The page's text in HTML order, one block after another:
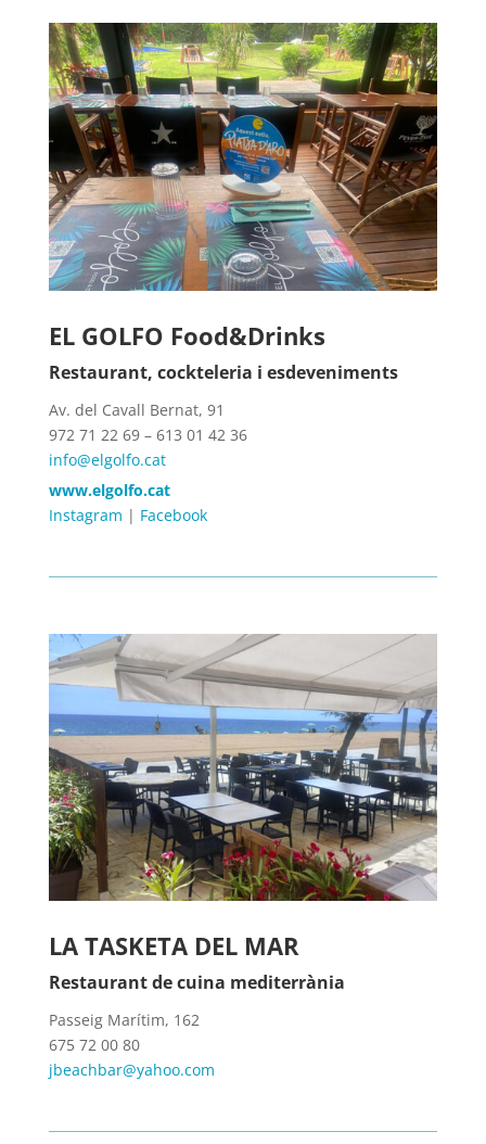
EL GOLFO Food&Drinks
Restaurant, cockteleria i esdeveniments
Av. del Cavall Bernat, 91
972 71 22 69 – 613 01 42 36
info@elgolfo.cat
www.elgolfo.cat
Instagram | Facebook
LA TASKETA DEL MAR
Restaurant de cuina mediterrània
Passeig Marítim, 162
675 72 00 80
jbeachbar@yahoo.com